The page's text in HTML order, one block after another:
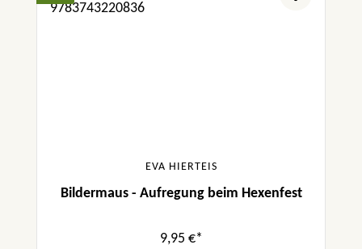
EVA HIERTEIS
Bildermaus - Aufregung beim Hexenfest
9,95 €*